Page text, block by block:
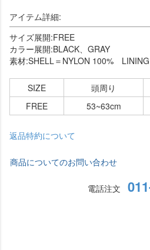
アイテム詳細:
サイズ展開:FREE
カラー展開:BLACK、GRAY
素材:SHELL＝NYLON 100%
SIZE 頭周り
FREE
53~63cm
返品特約について
商品についてのお問い合わせ
電話注文